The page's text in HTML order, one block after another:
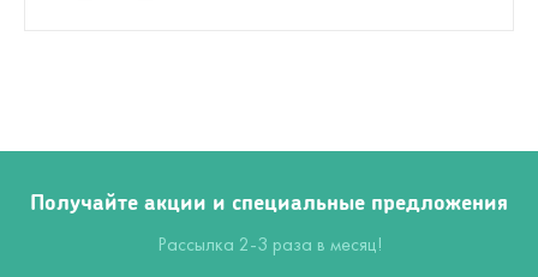
Получайте акции и специальные предложения
Рассылка 2-3 раза в месяц!